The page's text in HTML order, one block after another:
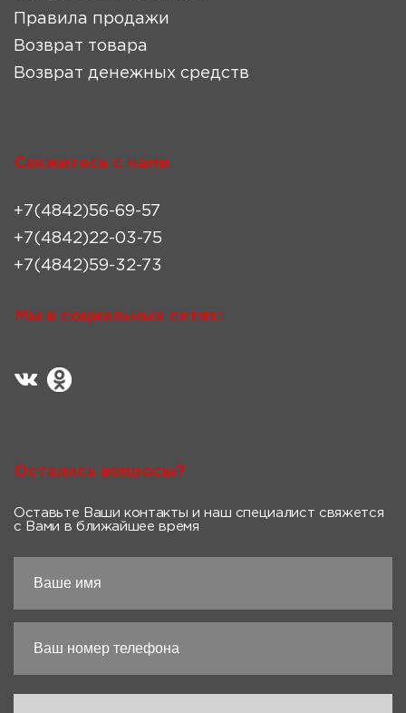
Правила продажи
Возврат товара
Возврат денежных средств
Свяжитесь с нами
+7(4842)56-69-57
+7(4842)22-03-75
+7(4842)59-32-73
Мы в социальных сетях:
Остались вопросы?
Оставьте Ваши контакты и наш специалист свяжется
с Вами в ближайшее время